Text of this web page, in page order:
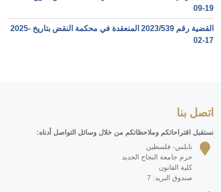
09-19‏
القضية رقم ‎539‏/‎2023‏ المنعقدة في محكمة النقض بتاريخ ‎2025-
02-17‏
اتصل بنا
نستقبل اقتراحاتكم وملاحظاتكم من خلال وسائل التواصل أدناه:
نابلس- فلسطين
حرم جامعة النجاح الجديد
كلية القانون
صندوق البريد: 7